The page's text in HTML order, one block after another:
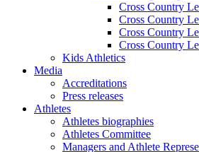
Cross Country
Cross Country
Cross Country
Cross Country
Kids Athletics
Media
Accreditations
Press releases
Athletes
Athletes biographies
Athletes Committee
Managers and Athlete